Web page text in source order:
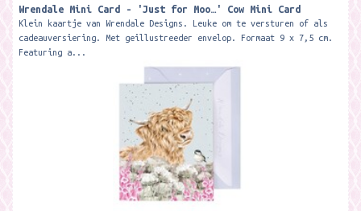
Wrendale Mini Card - 'Just for Moo…' Cow Mini Card ​
Klein kaartje van Wrendale Designs. Leuke om te versturen of als
cadeauversiering. Met geillustreeder envelop. Formaat 9 x 7,5 cm.
Featuring a...